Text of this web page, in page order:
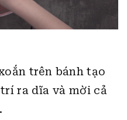
trên bánh tạo
ra dĩa và mời cả